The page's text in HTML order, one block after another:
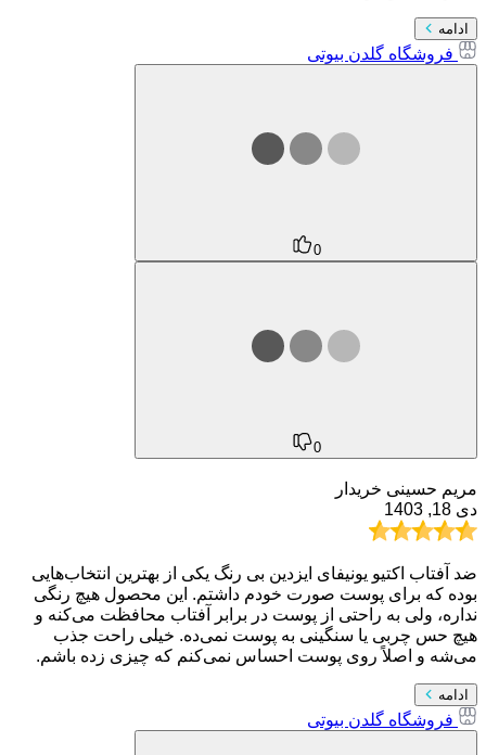
ادامه
فروشگاه گلدن بیوتی
0
0
مریم حسینی خریدار
دی 18, 1403
ضد آفتاب اکتیو یونیفای ایزدین بی رنگ یکی از بهترین انتخاب‌هایی
بوده که برای پوست صورت خودم داشتم. این محصول هیچ رنگی
نداره، ولی به راحتی از پوست در برابر آفتاب محافظت می‌کنه و
هیچ حس چربی یا سنگینی به پوست نمی‌ده. خیلی راحت جذب
می‌شه و اصلاً روی پوست احساس نمی‌کنم که چیزی زده باشم.
ادامه
فروشگاه گلدن بیوتی